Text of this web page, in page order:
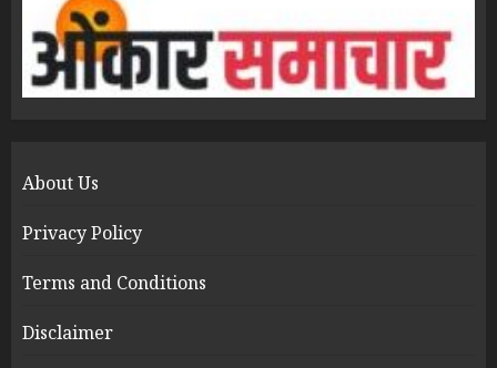
About Us
Privacy Policy
Terms and Conditions
Disclaimer